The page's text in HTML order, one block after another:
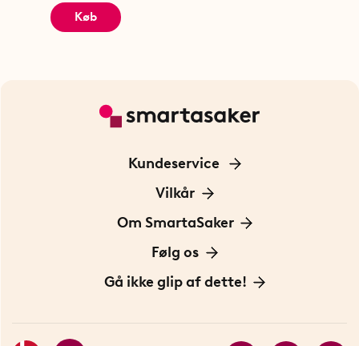
Køb
Kundeservice
Kontakt os
Vilkår
Information om cookies
Privatlivspolitik
Om SmartaSaker
Om os
Vores historie
Følg os
Opfindere
Gå ikke glip af dette!